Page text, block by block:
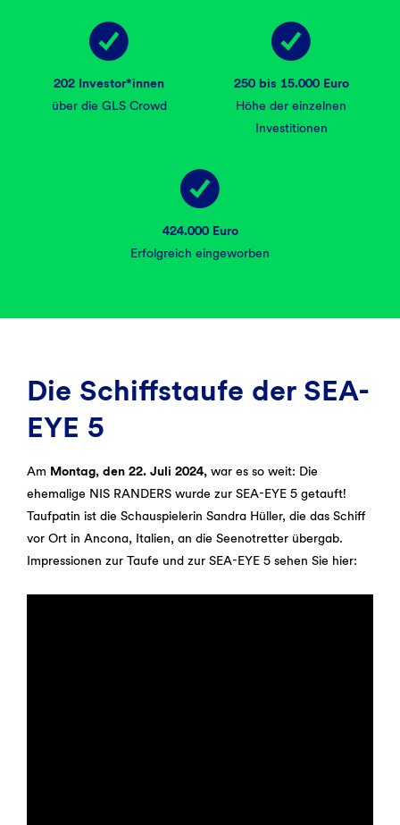
202 Investor*innen
über die GLS Crowd
250 bis 15.000 Euro
Höhe der einzelnen
Investitionen
424.000 Euro
Erfolgreich eingeworben
Die Schiffstaufe der SEA-
EYE 5
Am Montag, den 22. Juli 2024, war es so weit: Die
ehemalige NIS RANDERS wurde zur SEA-EYE 5 getauft!
Taufpatin ist die Schauspielerin Sandra Hüller, die das Schiff
vor Ort in Ancona, Italien, an die Seenotretter übergab.
Impressionen zur Taufe und zur SEA-EYE 5 sehen Sie hier: